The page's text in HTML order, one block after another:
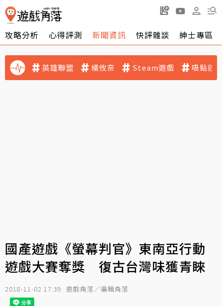
攻略分析 心得評測 新聞資訊 快評雜談 紳士專區
英雄聯盟 橘攸奈 Steam遊戲 吸點迷
國產遊戲《螢幕判官》東南亞行動
遊戲大賽奪獎 復古台灣味獲青睞
2018-11-02 17:39 遊戲角落／編輯角落